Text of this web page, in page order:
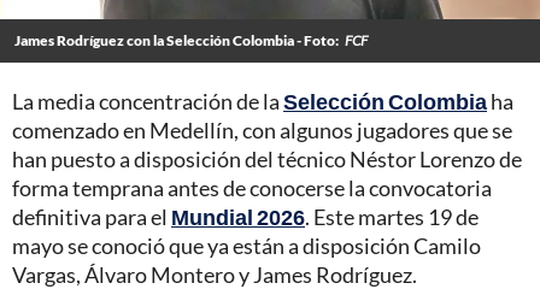
James Rodríguez con la Selección Colombia - Foto: FCF
La media concentración de laSelección Colombiaha
comenzado en Medellín, con algunos jugadores que se
han puesto a disposición del técnico Néstor Lorenzo de
forma temprana antes de conocerse la convocatoria
definitiva para el Mundial 2026. Este martes 19 de
mayo se conoció que ya están a disposición Camilo
Vargas, Álvaro Montero y James Rodríguez.